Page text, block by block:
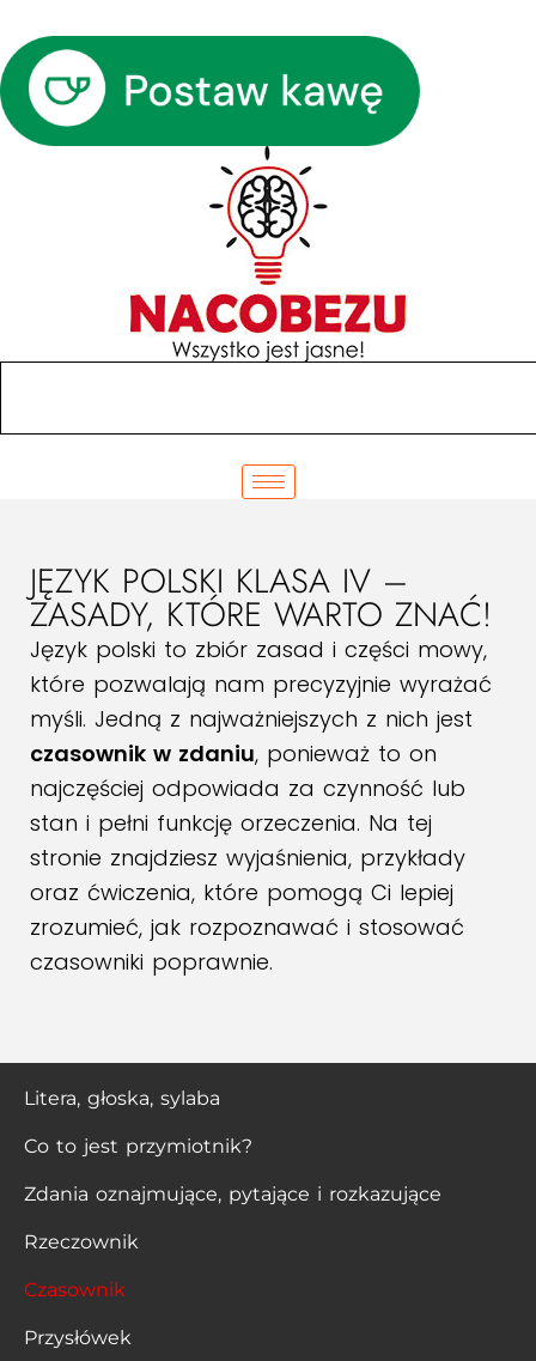
JĘZYK POLSKI KLASA IV –
ZASADY, KTÓRE WARTO ZNAĆ!
Język polski to zbiór zasad i części mowy,
które pozwalają nam precyzyjnie wyrażać
myśli. Jedną z najważniejszych z nich jest
czasownik w zdaniu, ponieważ to on
najczęściej odpowiada za czynność lub
stan i pełni funkcję orzeczenia. Na tej
stronie znajdziesz wyjaśnienia, przykłady
oraz ćwiczenia, które pomogą Ci lepiej
zrozumieć, jak rozpoznawać i stosować
czasowniki poprawnie.
Litera, głoska, sylaba
Co to jest przymiotnik?
Zdania oznajmujące, pytające i rozkazujące
Rzeczownik
Czasownik
Przysłówek